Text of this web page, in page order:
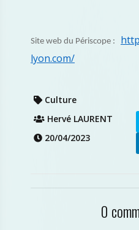
Site web du Périscope :
lyon.com/
Culture
Hervé LAURENT
20/04/2023
0